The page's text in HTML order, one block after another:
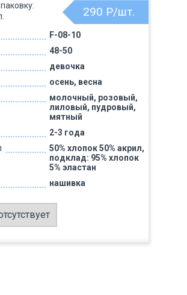
F-08-10
48-50
девочка
осень, весна
молочный, розовый,
лиловый, пудровый,
мятный
2-3 года
50% хлопок 50% акрил,
подклад: 95% хлопок
5% эластан
нашивка
290 Р/шт.